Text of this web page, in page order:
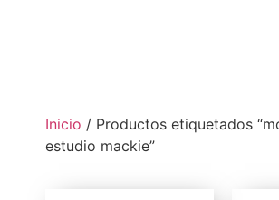
Inicio / Productos etiquetados
estudio mackie”